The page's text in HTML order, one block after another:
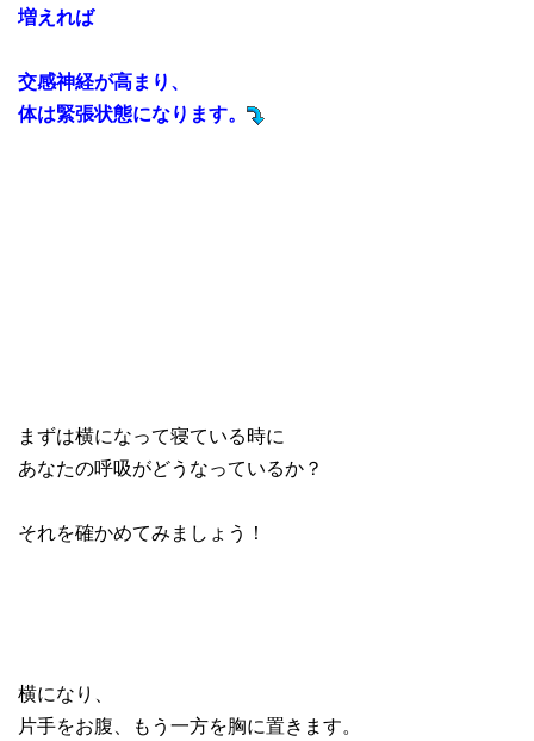
増えれば
交感神経が高まり、
体は緊張状態になります。
まずは横になって寝ている時に
あなたの呼吸がどうなっているか？
それを確かめてみましょう！
横になり、
片手をお腹、もう一方を胸に置きます。